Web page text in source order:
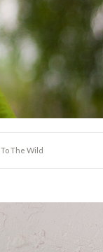
To The Wild